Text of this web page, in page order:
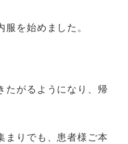
を始めました。
たがるようになり、帰
まりでも、患者様ご本